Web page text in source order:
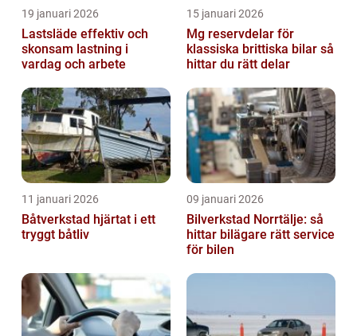
19 januari 2026
Lastsläde effektiv och
skonsam lastning i
vardag och arbete
15 januari 2026
Mg reservdelar för
klassiska brittiska bilar så
hittar du rätt delar
11 januari 2026
Båtverkstad hjärtat i ett
tryggt båtliv
09 januari 2026
Bilverkstad Norrtälje: så
hittar bilägare rätt service
för bilen